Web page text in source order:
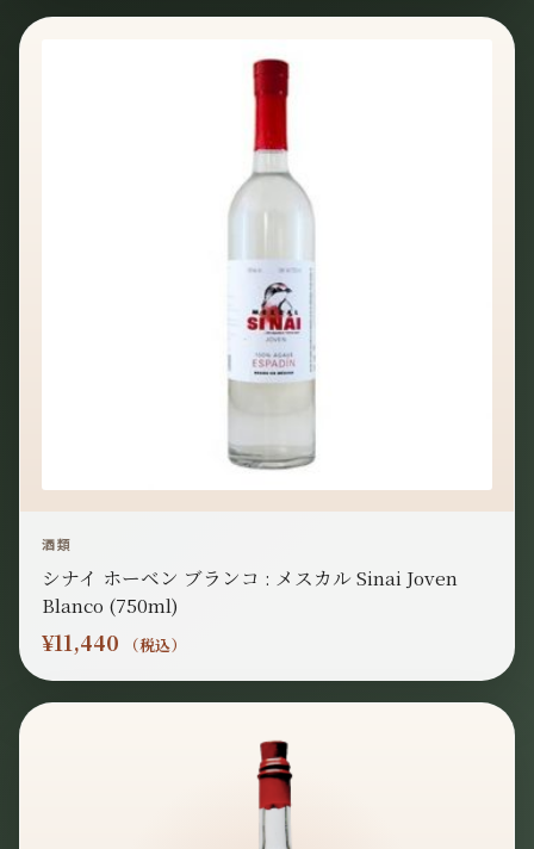
酒類
シナイ ホーベン ブランコ : メスカル Sinai Joven
Blanco (750ml)
¥11,440 （税込）